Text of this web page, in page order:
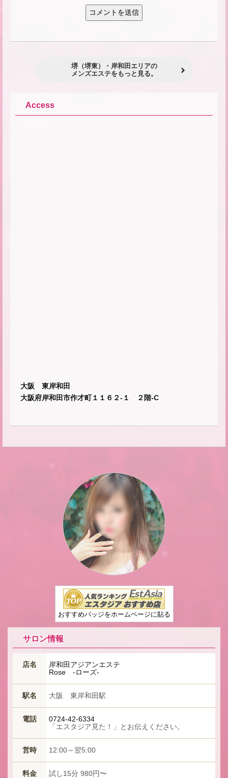
堺（堺東）・岸和田エリアの
メンズエステをもっと見る。
Access
大阪 東岸和田
大阪府岸和田市作才町１１６２-１ ２階-C
おすすめバッジをホームページに貼る
サロン情報
店名
岸和田アジアンエステ
Rose -ローズ-
駅名 大阪 東岸和田駅
電話
0724-42-6334
「エスタジア見た！」とお伝えください。
営時 12:00～翌5:00
料金 試し15分 980円〜